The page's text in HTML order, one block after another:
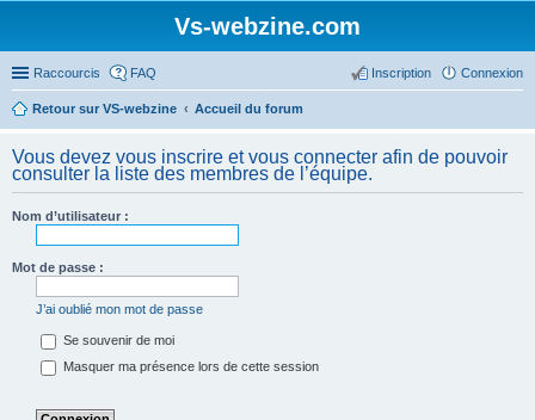
Vs-webzine.com
Raccourcis FAQ Connexion
Inscription
Retour sur VS-webzine Accueil du forum
Vous devez vous inscrire et vous connecter afin de pouvoir
consulter la liste des membres de l’équipe.
Nom d’utilisateur :
Mot de passe :
J’ai oublié mon mot de passe
Se souvenir de moi
Masquer ma présence lors de cette session